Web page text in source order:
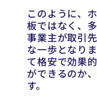
このように、
板ではなく、
事業主が取引
な一歩となり
て格安で効果
ができるのか
す。